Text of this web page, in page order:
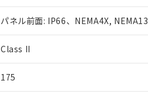
パネル前面: IP66、NEMA4X, NEMA13
Class II
175